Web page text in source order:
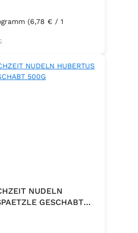
frische Eier
Trinkwasser ✅
Baden – Qualität seit
(6,78 € / 1
Preis:
NUDELN
GESCHABT